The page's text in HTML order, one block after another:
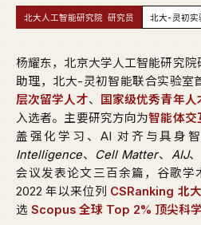
北大人工智能研究院 研究员 北大-灵初实
杨耀东，北京大学人工智能研究
助理，北大-灵初智能联合实验室
层次留学人才、 国家级优秀青年人
入选者。主要研究方向为智能体交
盖强化学习、AI 对齐与具身
Intelligence、 Cell Matter、 AIJ、
会议发表论文三百余篇，谷歌学
2022 年以来位列 CSRanking 北
选 Scopus 全球 Top 2% 顶尖科